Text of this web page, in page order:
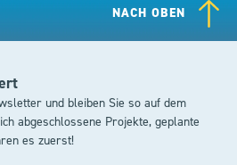
NACH OBEN
und bleiben Sie so auf dem
abgeschlossene Projekte, geplante
es zuerst!